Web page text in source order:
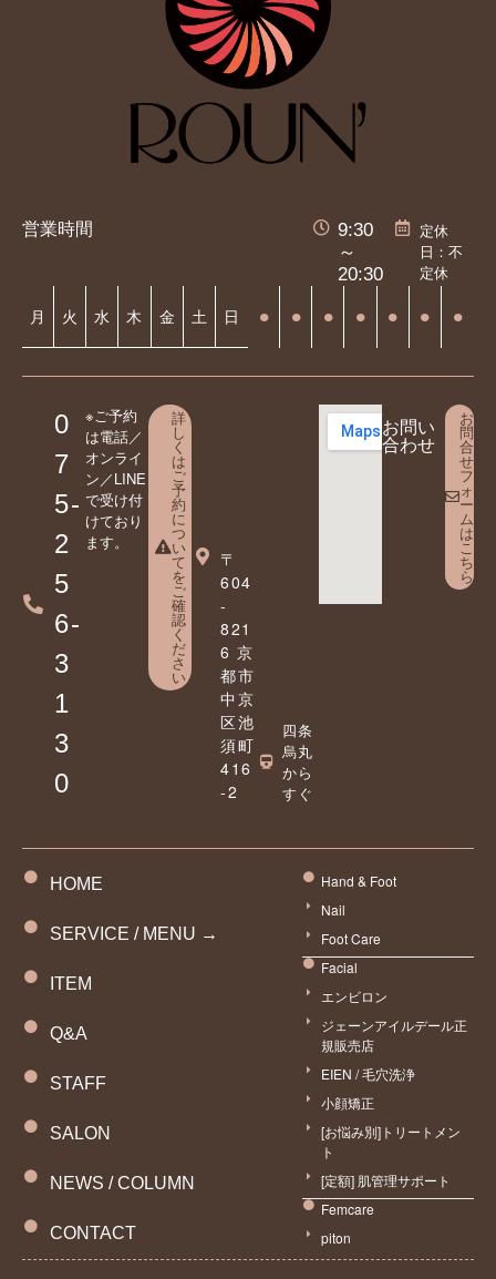
営業時間
9:30
～
20:30
定休
日：不
定休
月 火 水 木 金 土 日 ⚫︎ ⚫︎ ⚫︎ ⚫︎ ⚫︎ ⚫︎ ⚫︎
0
7
5-
2
5
6-
3
1
3
0
※ご予約
は電話／
オンライ
ン／LINE
で受け付
けており
ます。
詳
し
く
は
ご
予
約
に
つ
い
て
を
ご
確
認
く
だ
さ
い
〒
604
-
821
6 京
都市
中京
区池
須町
416
-2
四条
烏丸
から
すぐ
お問い
合わせ
お
問
合
せ
フ
ォ
ー
ム
は
こ
ち
ら
HOME
SERVICE / MENU →
ITEM
Q&A
STAFF
SALON
NEWS / COLUMN
CONTACT
Hand & Foot
Nail
Foot Care
Facial
エンビロン
ジェーンアイルデール正
規販売店
EIEN / 毛穴洗浄
小顔矯正
[お悩み別]トリートメン
ト
[定額] 肌管理サポート
Femcare
piton